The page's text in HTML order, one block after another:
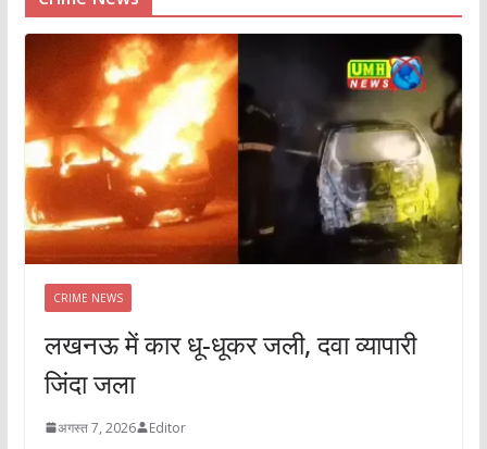
CRIME NEWS
लखनऊ में कार धू-धूकर जली, दवा व्यापारी
जिंदा जला
अगस्त 7, 2026 Editor